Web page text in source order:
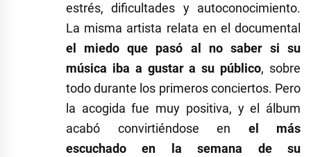
estrés, dificultades y autoconocimiento.
La misma artista relata en el documental
el miedo que pasó al no saber si su
música iba a gustar a su público, sobre
todo durante los primeros conciertos. Pero
la acogida fue muy positiva, y el álbum
acabó convirtiéndose en el más
escuchado en la semana de su